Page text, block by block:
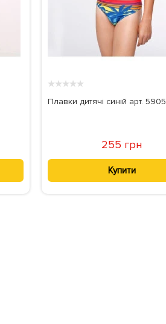
★★★★★
Плавки дитячі синій арт. 5905
255 грн
Купити